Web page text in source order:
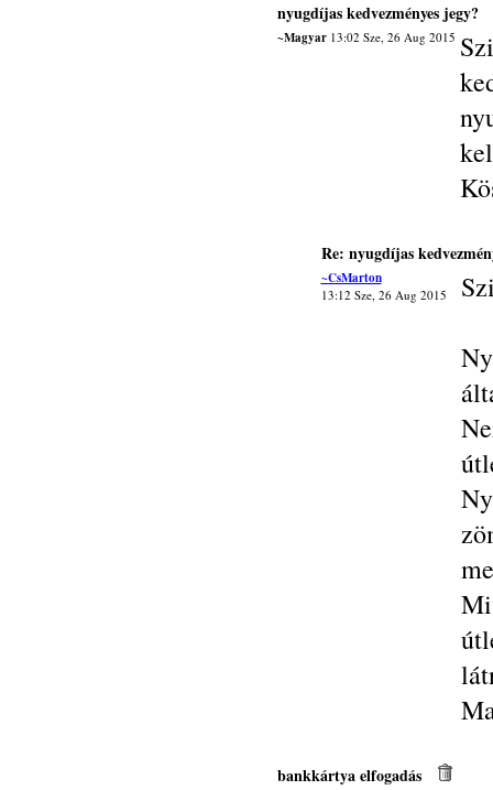
nyugdíjas kedvezményes jegy?
~Magyar13:02 Sze, 26 Aug 2015
Re: nyugdíjas
~CsMarton
13:12 Sze, 26 Aug 2015
bankkártya elfogadás